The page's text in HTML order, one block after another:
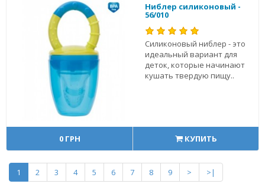
Ниблер силиконовый -
56/010
Силиконовый ниблер - это
идеальный вариант для
деток, которые начинают
кушать твердую пищу..
0 ГРН КУПИТЬ
1 2 3 4 5 6 7 8 9 >
>|